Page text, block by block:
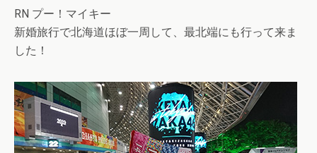
RN プー！マイキー
新婚旅行で北海道ほぼ一周して、最北端にも行って来ま
した！